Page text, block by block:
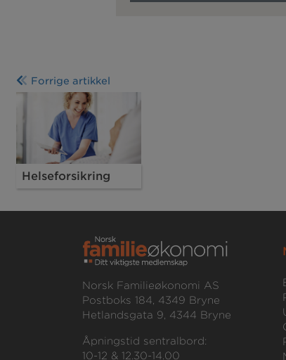
Forrige artikkel
Helseforsikring
Norsk Familieøkonomi AS
Postboks 184, 4349 Bryne
Hetlandsgata 9, 4344 Bryne
Åpningstid sentralbord:
10-12 & 12.30-14.00